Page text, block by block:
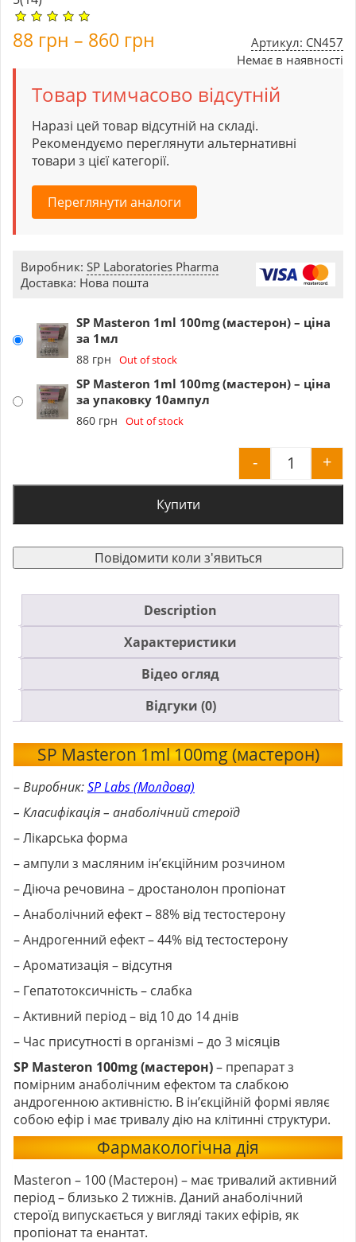
Артикул: CN457
Немає в наявності
88 грн – 860 грн
Товар тимчасово відсутній
Наразі цей товар відсутній на складі.
Рекомендуємо переглянути альтернативні
товари з цієї категорії.
Переглянути аналоги
Виробник: SP Laboratories Pharma
Доставка: Нова пошта
SP Masteron 1ml 100mg (мастерон) – ціна
за 1мл
88 грн Out of stock
SP Masteron 1ml 100mg (мастерон) – ціна
за упаковку 10ампул
860 грн Out of stock
SP
- +
Купити
Повідомити коли з'явиться
Description
Характеристики
Відео огляд
Відгуки (0)
SP Masteron 1ml 100mg (мастерон)
–Виробник:SP Labs (Молдова)
– Класифікація – анаболічний стероїд
– Лікарська форма
– ампули з масляним ін’єкційним розчином
– Діюча речовина – дростанолон пропіонат
– Анаболічний ефект – 88% від тестостерону
– Андрогенний ефект – 44% від тестостерону
– Ароматизація – відсутня
– Гепатотоксичність – слабка
– Активний період – від 10 до 14 днів
– Час присутності в організмі – до 3 місяців
SP Masteron 100mg (мастерон)– препарат з
помірним анаболічним ефектом та слабкою
андрогенною активністю. В ін’єкційній формі являє
собою ефір і має тривалу дію на клітинні структури.
Фармакологічна дія
Masteron – 100 (Мастерон) – має тривалий активний
період – близько 2 тижнів. Даний анаболічний
стероїд випускається у вигляді таких ефірів, як
пропіонат та енантат.